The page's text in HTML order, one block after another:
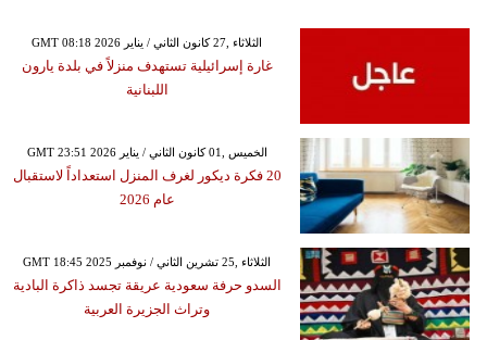
GMT 08:18 2026 الثلاثاء ,27 كانون الثاني / يناير
غارة إسرائيلية تستهدف منزلاً في بلدة يارون
اللبنانية
GMT 23:51 2026 الخميس ,01 كانون الثاني / يناير
20 فكرة ديكور لغرف المنزل استعداداً لاستقبال
عام 2026
GMT 18:45 2025 الثلاثاء ,25 تشرين الثاني / نوفمبر
السدو حرفة سعودية عريقة تجسد ذاكرة البادية
وتراث الجزيرة العربية